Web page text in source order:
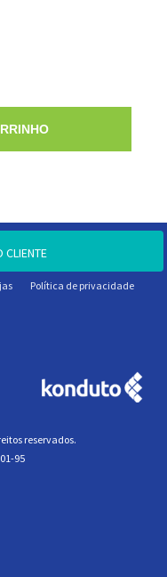
CLIENTE
Política de privacidade
reservados.
95